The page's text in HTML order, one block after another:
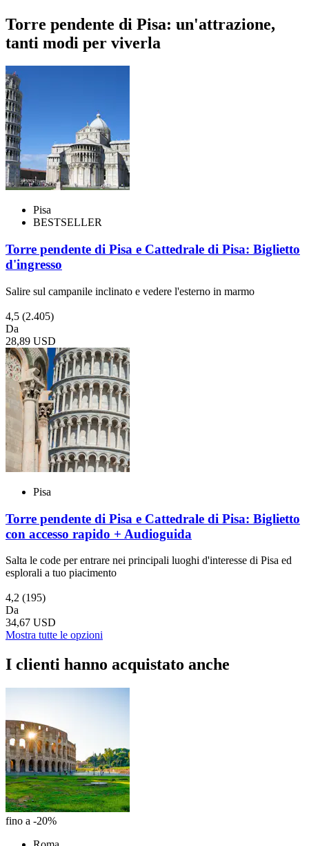
Torre pendente di Pisa: un'attrazione,
tanti modi per viverla
Pisa
BESTSELLER
Torre pendente di Pisa e Cattedrale di Pisa: Biglietto
d'ingresso
Salire sul campanile inclinato e vedere l'esterno in marmo
4,5 (2.405)
Da
28,89 USD
Pisa
Torre pendente di Pisa e Cattedrale di Pisa: Biglietto
con accesso rapido + Audioguida
Salta le code per entrare nei principali luoghi d'interesse di Pisa ed
esplorali a tuo piacimento
4,2 (195)
Da
34,67 USD
Mostra tutte le opzioni
I clienti hanno acquistato anche
fino a -20%